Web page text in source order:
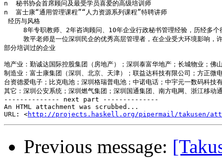
n  秘书协会首席顾问及最受学员喜爱的高级培训师
n  富士康“通用管理课程”“人力资源系列课程”特聘讲师
经历与风格
8年专职教师、2年咨询顾问、10年企业行政秘书管理经验，历经多个行
敦平老师是一位深圳民企的优秀高层管理者，在企业受大环境影响，许
部分培训过的企业
地产业：勤诚达国际控股集团（房地产）；深圳泰富华地产；长城物业；
制造业：富士康集团（深圳、北京、天津）；联益达科技有限公司；方正微
台资德爱电子；比克电池；深圳格瑞普电池；中诺电话；中宇元一数码科
其它：深圳公安系统；深圳燃气集团；深圳国通集团、南方电网、浙江移
-------------- next part --------------
An HTML attachment was scrubbed...
URL: <http://projects.haskell.org/pipermail/takusen/
Previous message: